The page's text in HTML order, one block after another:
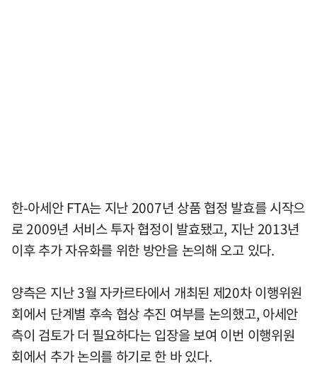
한-아세안 FTA는 지난 2007년 상품 협정 발효를 시작으
로 2009년 서비스 투자 협정이 발효됐고, 지난 2013년
이후 추가 자유화를 위한 방안을 논의해 오고 있다.
양측은 지난 3월 자카르타에서 개최된 제20차 이행위원
회에서 단계별 후속 협상 추진 여부를 논의했고, 아세안
측이 검토가 더 필요하다는 입장을 보여 이번 이행위원
회에서 추가 논의를 하기로 한 바 있다.